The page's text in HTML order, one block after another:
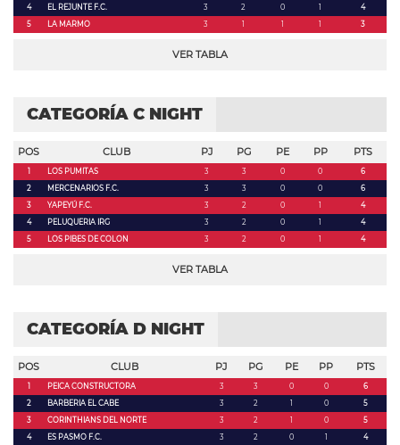
4 EL REJUNTE F.C. 3 2 0 1
4
5
LA MARMO 3 1 1 1 3
VER TABLA
CATEGORÍA C NIGHT
POS CLUB PJ PG PE PP PTS
1 LOS PUMITAS 3 3 0 0
6
2
MERCENARIOS F.C. 3 3 0 0
6
3
YAPEYÚ F.C. 3 2 0 1
4
4
PELUQUERIA IRG 3 2 0 1
4
5
LOS PIBES DE COLON 3 2 0 1 4
VER TABLA
CATEGORÍA D NIGHT
POS CLUB PJ PG PE PP PTS
1 PEICA CONSTRUCTORA 3 3 0 0
6
2
BARBERIA EL CABE 3 2 1 0
5
3
CORINTHIANS DEL NORTE 3 2 1 0
5
4
ES PASMO F.C. 3 2 0 1
4